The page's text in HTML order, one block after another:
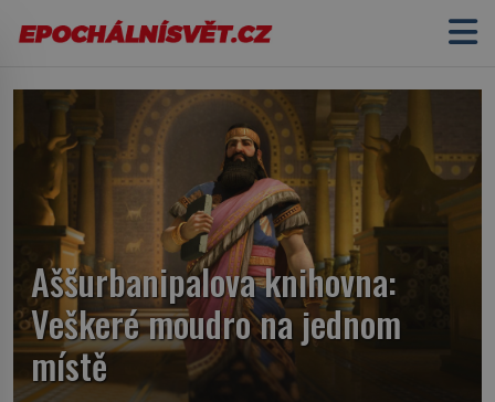
Aššurbanipalova knihovna:
Veškeré moudro na jednom
místě